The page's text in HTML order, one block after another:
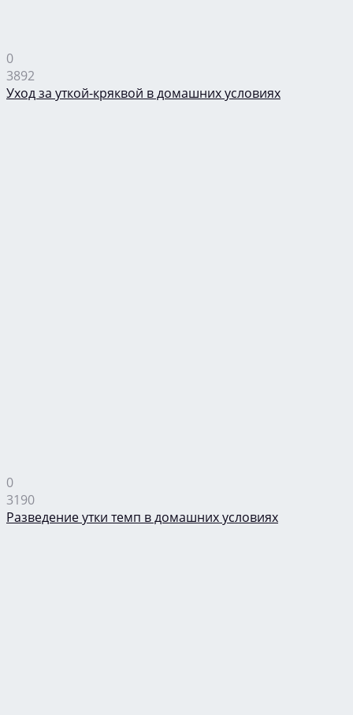
0
3892
Уход за уткой-кряквой в домашних условиях
0
3190
Разведение утки темп в домашних условиях